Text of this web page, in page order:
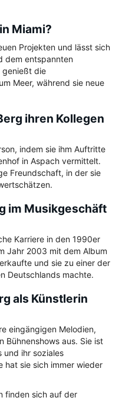
Miami?
Projekten und lässt sich
dem entspannten
genießt die
Meer, während sie neue
ihren Kollegen
indem sie ihm Auftritte
in Aspach vermittelt.
Freundschaft, in der sie
im Musikgeschäft
Karriere in den 1990er
Jahr 2003 mit dem Album
und sie zu einer der
Deutschlands machte.
als Künstlerin
eingängigen Melodien,
Bühnenshows aus. Sie ist
und ihr soziales
hat sie sich immer wieder
finden sich auf der